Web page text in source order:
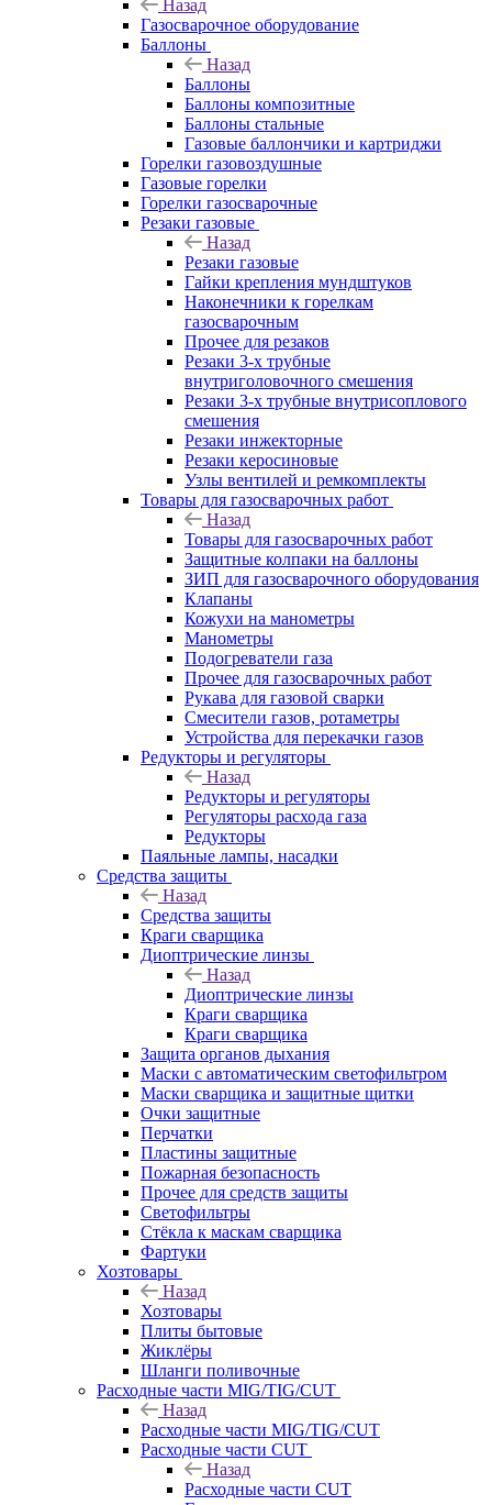
Назад
Газосварочное оборудование
Баллоны
Назад
Баллоны
Баллоны композитные
Баллоны стальные
Газовые баллончики и картриджи
Горелки газовоздушные
Газовые горелки
Горелки газосварочные
Резаки газовые
Назад
Резаки газовые
Гайки крепления мундштуков
Наконечники к горелкам
газосварочным
Прочее для резаков
Резаки 3-х трубные
внутриголовочного смешения
Резаки 3-х трубные внутрисоплового
смешения
Резаки инжекторные
Резаки керосиновые
Узлы вентилей и ремкомплекты
Товары для газосварочных работ
Назад
Товары для газосварочных работ
Защитные колпаки на баллоны
ЗИП для газосварочного оборудования
Клапаны
Кожухи на манометры
Манометры
Подогреватели газа
Прочее для газосварочных работ
Рукава для газовой сварки
Смесители газов, ротаметры
Устройства для перекачки газов
Редукторы и регуляторы
Назад
Редукторы и регуляторы
Регуляторы расхода газа
Редукторы
Паяльные лампы, насадки
Средства защиты
Назад
Средства защиты
Краги сварщика
Диоптрические линзы
Назад
Диоптрические линзы
Краги сварщика
Краги сварщика
Защита органов дыхания
Маски с автоматическим светофильтром
Маски сварщика и защитные щитки
Очки защитные
Перчатки
Пластины защитные
Пожарная безопасность
Прочее для средств защиты
Светофильтры
Стёкла к маскам сварщика
Фартуки
Хозтовары
Назад
Хозтовары
Плиты бытовые
Жиклёры
Шланги поливочные
Расходные части MIG/TIG/CUT
Назад
Расходные части MIG/TIG/CUT
Расходные части CUT
Назад
Расходные части CUT